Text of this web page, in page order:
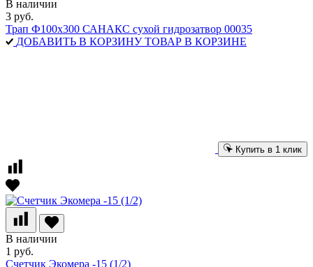
В наличии
3 руб.
Трап Ф100х300 САНАКС сухой гидрозатвор 00035
ДОБАВИТЬ В КОРЗИНУ ТОВАР В КОРЗИНЕ
Купить в 1 клик
В наличии
1 руб.
Счетчик Экомера -15 (1/2)